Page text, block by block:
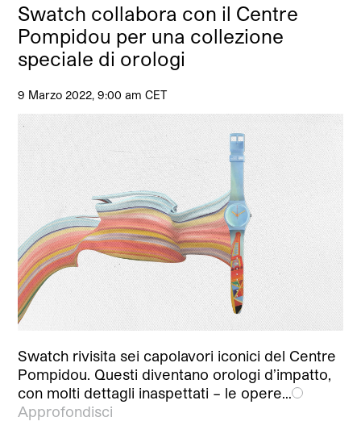
Swatch collabora con il Centre
Pompidou per una collezione
speciale di orologi
9 Marzo 2022, 9:00 am CET
Swatch rivisita sei capolavori iconici del Centre
Pompidou. Questi diventano orologi d’impatto,
con molti dettagli inaspettati – le opere…
Approfondisci